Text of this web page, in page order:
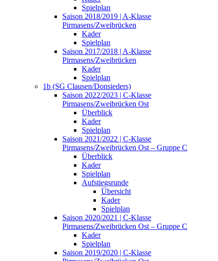
Spielplan
Saison 2018/2019 | A-Klasse
Pirmasens/Zweibrücken
Kader
Spielplan
Saison 2017/2018 | A-Klasse
Pirmasens/Zweibrücken
Kader
Spielplan
1b (SG Clausen/Donsieders)
Saison 2022/2023 | C-Klasse
Pirmasens/Zweibrücken Ost
Überblick
Kader
Spielplan
Saison 2021/2022 | C-Klasse
Pirmasens/Zweibrücken Ost – Gruppe C
Überblick
Kader
Spielplan
Aufstiegsrunde
Übersicht
Kader
Spielplan
Saison 2020/2021 | C-Klasse
Pirmasens/Zweibrücken Ost – Gruppe C
Kader
Spielplan
Saison 2019/2020 | C-Klasse